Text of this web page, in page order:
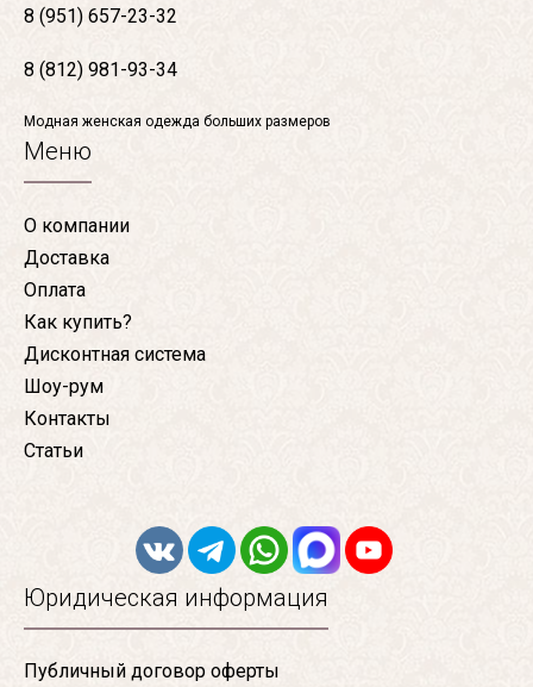
8 (951) 657-23-32
8 (812) 981-93-34
Модная женская одежда больших размеров
Меню
О компании
Доставка
Оплата
Как купить?
Дисконтная система
Шоу-рум
Контакты
Статьи
Юридическая информация
Публичный договор оферты